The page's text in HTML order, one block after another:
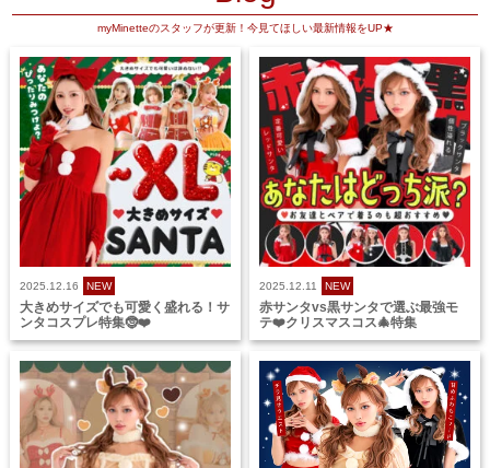
myMinetteのスタッフが更新！今見てほしい最新情報をUP★
2025.12.16 NEW
大きめサイズでも可愛く盛れる！サ
ンタコスプレ特集🤶❤️
2025.12.11 NEW
赤サンタvs黒サンタで選ぶ最強モ
テ❤️クリスマスコス🎄特集